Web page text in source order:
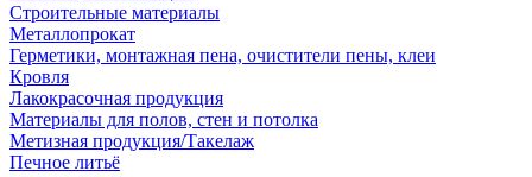
Строительные материалы
Металлопрокат
Герметики, монтажная пена, очистители пены, клеи
Кровля
Лакокрасочная продукция
Материалы для полов, стен и потолка
Метизная продукция/Такелаж
Печное литьё